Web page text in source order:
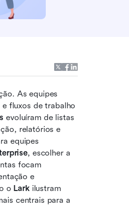
As equipes
fluxos de trabalho
evoluíram de listas
relatórios e
equipes
, escolher a
focam
e
o Lark ilustram
centrais para a